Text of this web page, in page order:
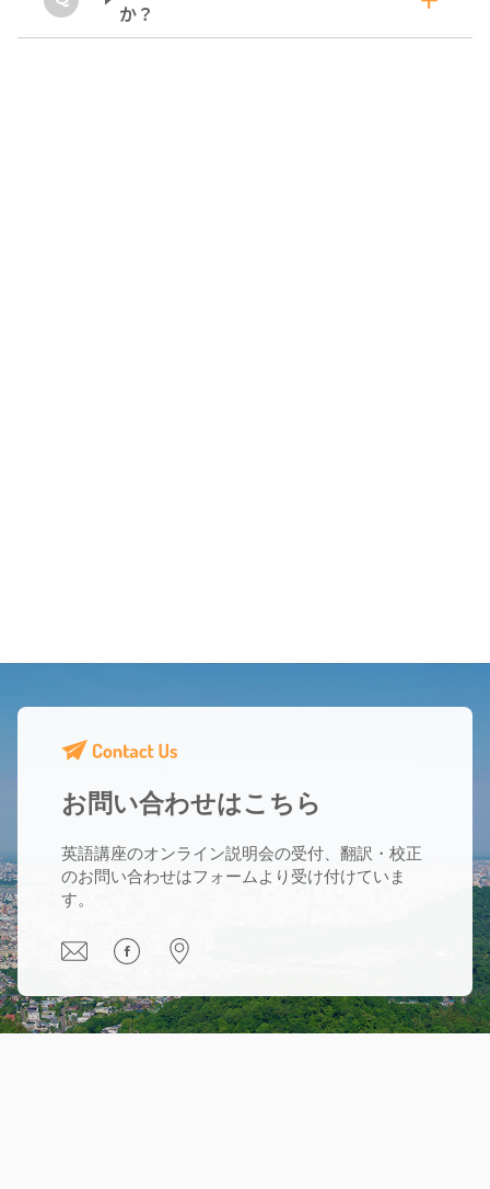
できます。語彙統一の資料ご提供など、お客様に
ご協力いただく場合があります。
か？
お問い合わせはこちら
英語講座のオンライン説明会の受付、翻訳・校正
のお問い合わせはフォームより受け付けていま
す。